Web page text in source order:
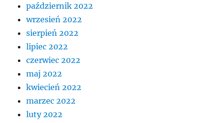
październik 2022
wrzesień 2022
sierpień 2022
lipiec 2022
czerwiec 2022
maj 2022
kwiecień 2022
marzec 2022
luty 2022